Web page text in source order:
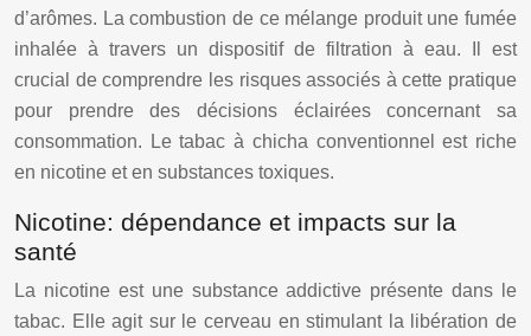
d’arômes. La combustion de ce mélange produit une fumée
inhalée à travers un dispositif de filtration à eau. Il est
crucial de comprendre les risques associés à cette pratique
pour prendre des décisions éclairées concernant sa
consommation. Le tabac à chicha conventionnel est riche
en nicotine et en substances toxiques.
Nicotine: dépendance et impacts sur la
santé
La nicotine est une substance addictive présente dans le
tabac. Elle agit sur le cerveau en stimulant la libération de